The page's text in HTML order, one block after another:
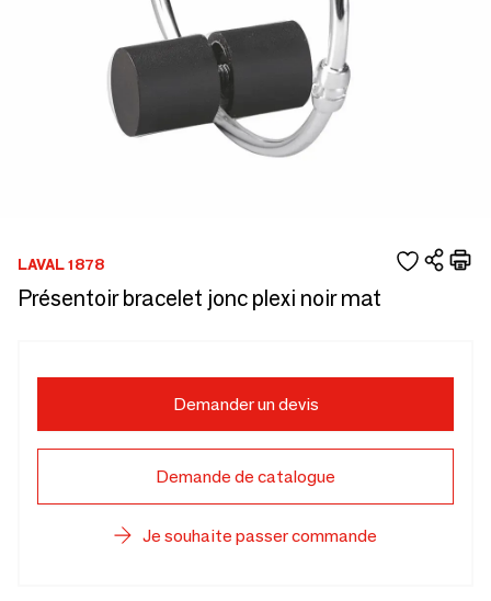
LAVAL 1878
Présentoir bracelet jonc plexi noir mat
Demander un devis
Demande de catalogue
Je souhaite passer commande